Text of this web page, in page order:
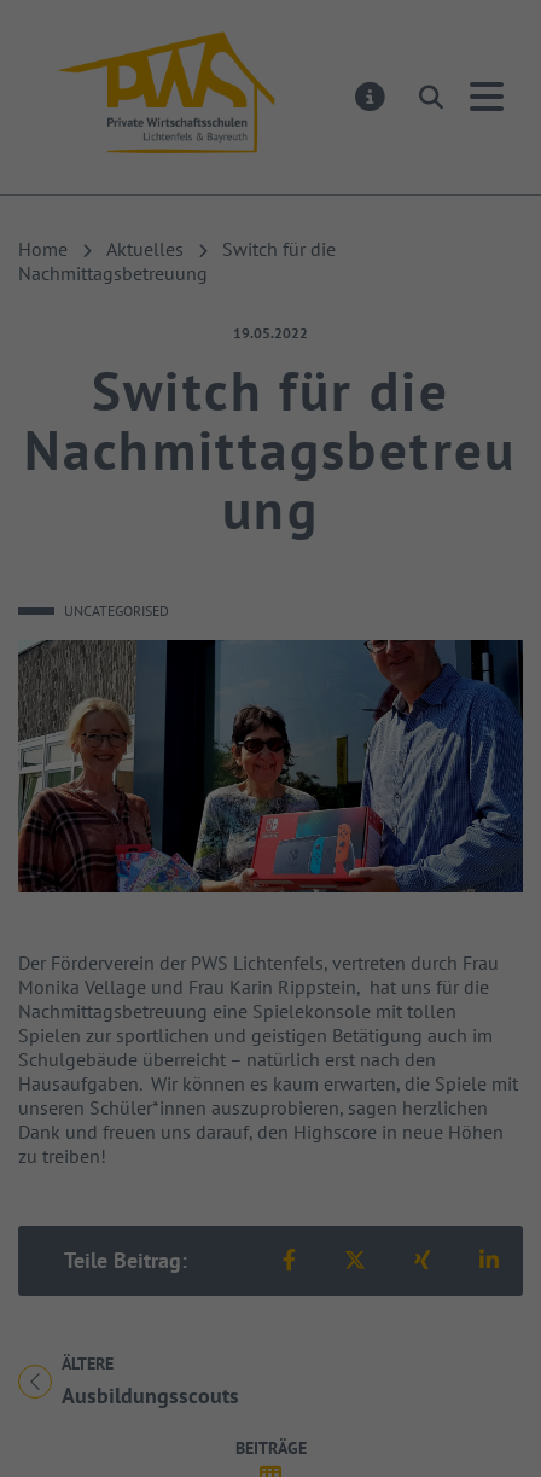
Suchen
Home Aktuelles
Switch für die
Nachmittagsbetreuung
Veröffentlicht am:
19.05.2022
Switch für die
Nachmittagsbetreu
ung
UNCATEGORISED
Der Förderverein der PWS Lichtenfels, vertreten durch Frau
Monika Vellage und Frau Karin Rippstein, hat uns für die
Nachmittagsbetreuung eine Spielekonsole mit tollen
Spielen zur sportlichen und geistigen Betätigung auch im
Schulgebäude überreicht – natürlich erst nach den
Hausaufgaben. Wir können es kaum erwarten, die Spiele mit
unseren Schüler*innen auszuprobieren, sagen herzlichen
Dank und freuen uns darauf, den Highscore in neue Höhen
zu treiben!
Teile Beitrag: Teilen auf Facebook
Teilen auf XTeilen auf
ÄLTERE
Titel für Beitrag
Ausbildungsscouts
BEITRÄGE